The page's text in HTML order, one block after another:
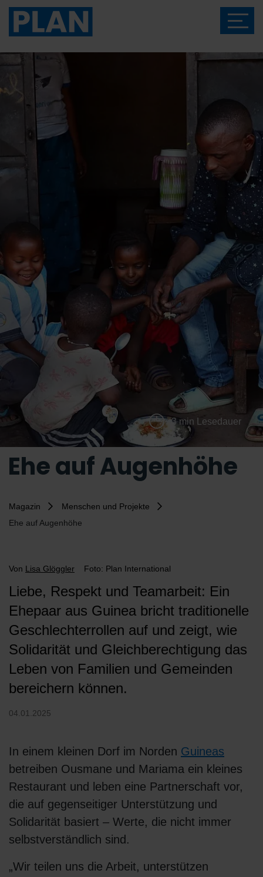
3 min Lesedauer
Ehe auf Augenhöhe
Magazin
Menschen und Projekte
Ehe auf Augenhöhe
Von Lisa Glöggler Foto: Plan International
Liebe, Respekt und Teamarbeit: Ein
Ehepaar aus Guinea bricht traditionelle
Geschlechterrollen auf und zeigt, wie
Solidarität und Gleichberechtigung das
Leben von Familien und Gemeinden
bereichern können.
04.01.2025
In einem kleinen Dorf im Norden Guineas
betreiben Ousmane und Mariama ein kleines
Restaurant und leben eine Partnerschaft vor,
die auf gegenseitiger Unterstützung und
Solidarität basiert – Werte, die nicht immer
selbstverständlich sind.
„Wir teilen uns die Arbeit, unterstützen